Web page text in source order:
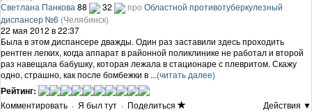
Светлана Панкова88 32 про Областной противотуберкулезный
диспансер №6 (Челябинск)
22 мая 2012 в 22:37
Была в этом диспансере дважды. Один раз заставили здесь проходить
рентген легких, когда аппарат в районной поликлинике не работал и второй
раз навещала бабушку, которая лежала в стационаре с плевритом. Скажу
одно, страшно, как после бомбежки в ...(читать далее)
Рейтинг:
Комментировать · Я был тут · Поделиться Действия ▼